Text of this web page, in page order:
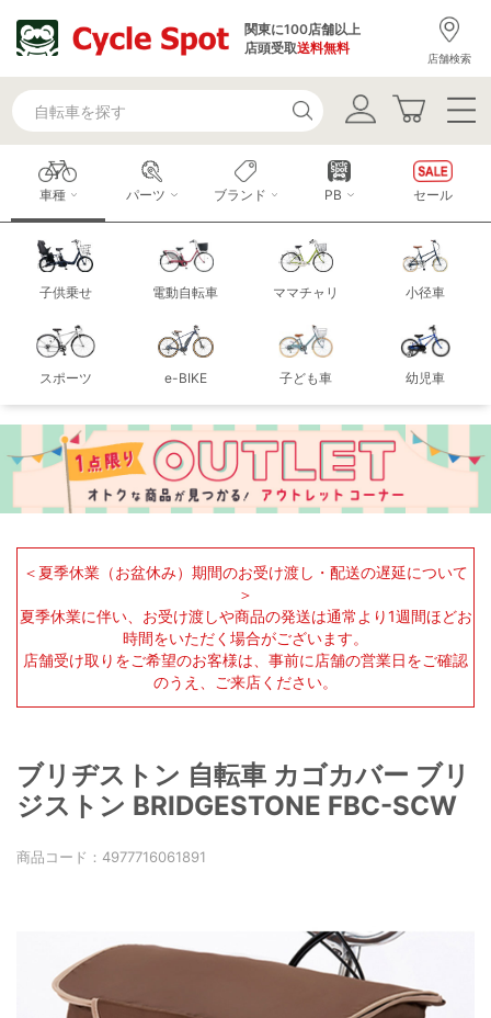
関東に100店舗以上
店頭受取送料無料
店舗検索
車種
子供乗せ 電動自転車 ママチャリ 小径車
スポーツ e-BIKE 子ども車 幼児車
パーツ ブランド PB セール
＜夏季休業（お盆休み）期間のお受け渡し・配送の遅延について
＞
夏季休業に伴い、お受け渡しや商品の発送は通常より1週間ほどお
時間をいただく場合がございます。
店舗受け取りをご希望のお客様は、事前に店舗の営業日をご確認
のうえ、ご来店ください。
ブリヂストン 自転車 カゴカバー ブリ
ジストン BRIDGESTONE FBC-SCW
商品コード： 4977716061891